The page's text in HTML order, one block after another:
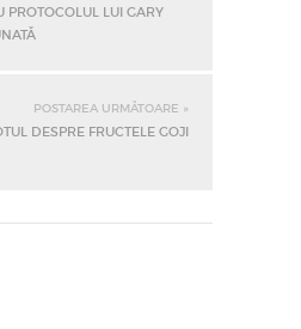
PROTOCOLUL LUI GARY
POSTAREA URMĂTOARE »
DESPRE FRUCTELE GOJI